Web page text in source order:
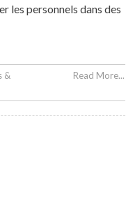
les personnels dans des
&
Read More...